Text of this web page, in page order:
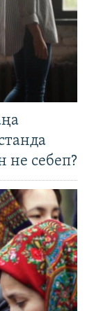
не себеп?